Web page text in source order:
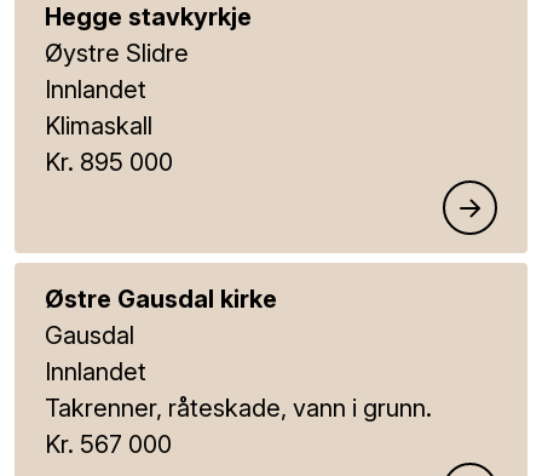
Hegge stavkyrkje
Øystre Slidre
Innlandet
Klimaskall
Kr. 895 000
Østre Gausdal kirke
Gausdal
Innlandet
Takrenner, råteskade, vann i grunn.
Kr. 567 000